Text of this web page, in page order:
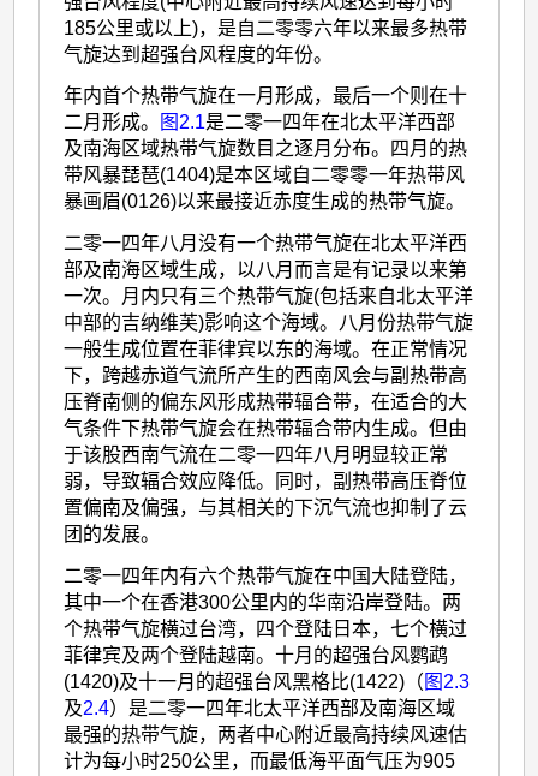
185公里或以上)，是自二零零六年以来最多热带
气旋达到超强台风程度的年份。
年内首个热带气旋在一月形成，最后一个则在十
二月形成。
图2.1是二零一四年在北太平洋西部
及南海区域热带气旋数目之逐月分布。四月的热
带风暴琵琶(1404)是本区域自二零零一年热带风
暴画眉(0126)以来最接近赤度生成的热带气旋。
二零一四年八月没有一个热带气旋在北太平洋西
部及南海区域生成，以八月而言是有记录以来第
一次。月内只有三个热带气旋(包括来自北太平洋
中部的吉纳维芙)影响这个海域。八月份热带气旋
一般生成位置在菲律宾以东的海域。在正常情况
下，跨越赤道气流所产生的西南风会与副热带高
压脊南侧的偏东风形成热带辐合带，在适合的大
气条件下热带气旋会在热带辐合带内生成。但由
于该股西南气流在二零一四年八月明显较正常
弱，导致辐合效应降低。同时，副热带高压脊位
置偏南及偏强，与其相关的下沉气流也抑制了云
团的发展。
二零一四年内有六个热带气旋在中国大陆登陆，
其中一个在香港300公里内的华南沿岸登陆。两
个热带气旋横过台湾，四个登陆日本，七个横过
菲律宾及两个登陆越南。十月的超强台风鹦鹉
(1420)及十一月的超强台风黑格比(1422)（ 图2.3
及2.4）是二零一四年北太平洋西部及南海区域
最强的热带气旋，两者中心附近最高持续风速估
计为每小时250公里，而最低海平面气压为905